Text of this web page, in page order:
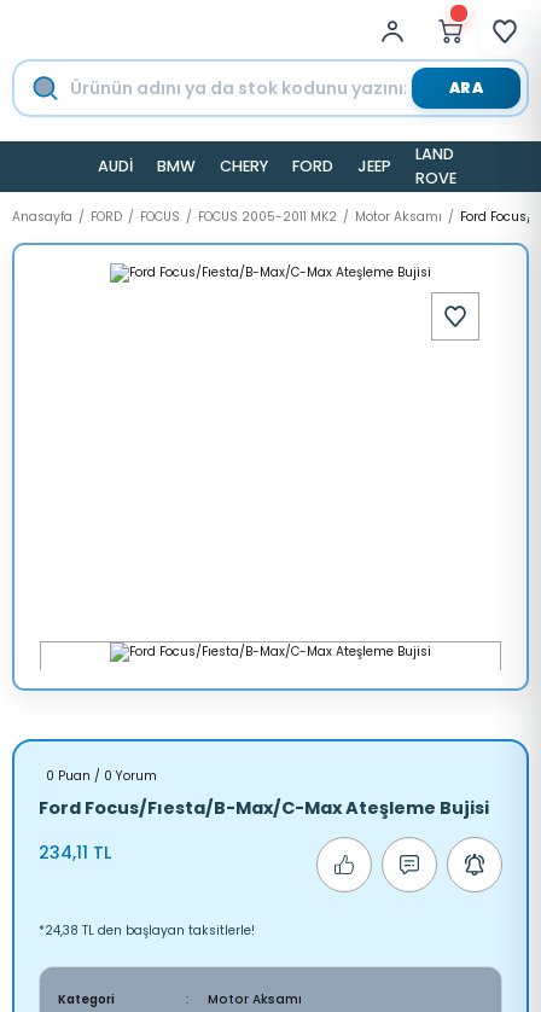
ARA
AUDİ BMW CHERY FORD JEEP
LAND
ROVER
Anasayfa FORD FOCUS FOCUS 2005-2011 MK2 Motor Aksamı Ford Focus/
0 Puan / 0 Yorum
Ford Focus/Fıesta/B-Max/C-Max Ateşleme Bujisi
234,11 TL
*24,38 TL den başlayan taksitlerle!
Kategori
Motor Aksamı